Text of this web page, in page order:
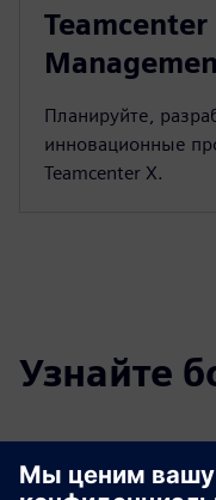
Планируйте,
инновационные
Teamcenter X.
Узнайте